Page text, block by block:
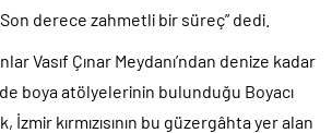
derece zahmetli bir süreç” dedi.
Vasıf Çınar Meydanı’ndan denize kadar
boya atölyelerinin bulunduğu Boyacı
İzmir kırmızısının bu güzergâhta yer alan